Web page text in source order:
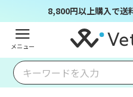
8,800円以上購入で送
メニュー